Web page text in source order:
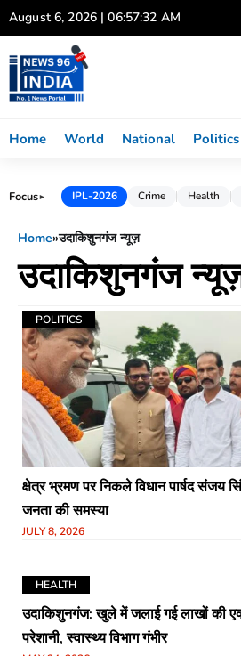
Skip
to
content
August 6, 2026 | 06:57:32 AM
Home World National Politics
Focus► IPL-2026 Crime Health
Home»उदाकिशुनगंज न्यूज़
उदाकिशुनगंज
POLITICS
क्षेत्र भ्रमण पर निकले विधान पार्षद संजय
जनता की समस्या
JULY 8, 2026
HEALTH
उदाकिशुनगंज: खुले में जलाई गई लाखों की
परेशानी, स्वास्थ्य विभाग गंभीर